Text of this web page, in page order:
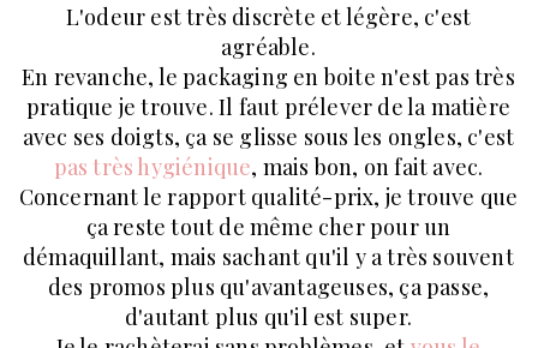
L'odeur est très discrète et légère, c'est
agréable.
En revanche, le packaging en boite n'est pas très
pratique je trouve. Il faut prélever de la matière
avec ses doigts, ça se glisse sous les ongles, c'est
pas très hygiénique, mais bon, on fait avec.
Concernant le rapport qualité-prix, je trouve que
ça reste tout de même cher pour un
démaquillant, mais sachant qu'il y a très souvent
des promos plus qu'avantageuses, ça passe,
d'autant plus qu'il est super.